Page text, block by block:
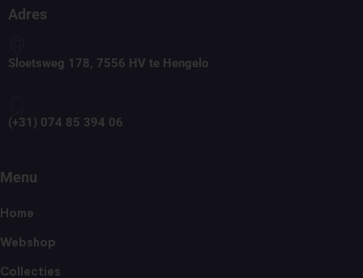
Adres
Sloetsweg 178, 7556 HV te Hengelo
(+31) 074 85 394 06
Menu
Home
Webshop
Collecties